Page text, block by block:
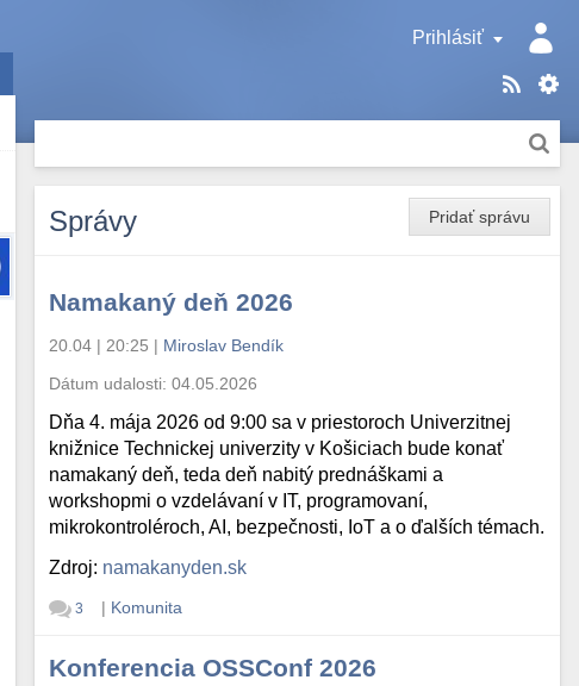
Prihlásiť
Pridať správu
Správy
Namakaný deň 2026
20.04 | 20:25 | Miroslav Bendík
Dátum udalosti:04.05.2026
Dňa 4. mája 2026 od 9:00 sa v priestoroch Univerzitnej
knižnice Technickej univerzity v Košiciach bude konať
namakaný deň, teda deň nabitý prednáškami a
workshopmi o vzdelávaní v IT, programovaní,
mikrokontroléroch, AI, bezpečnosti, IoT a o ďalších témach.
Zdroj: namakanyden.sk
3 | Komunita
Konferencia OSSConf 2026